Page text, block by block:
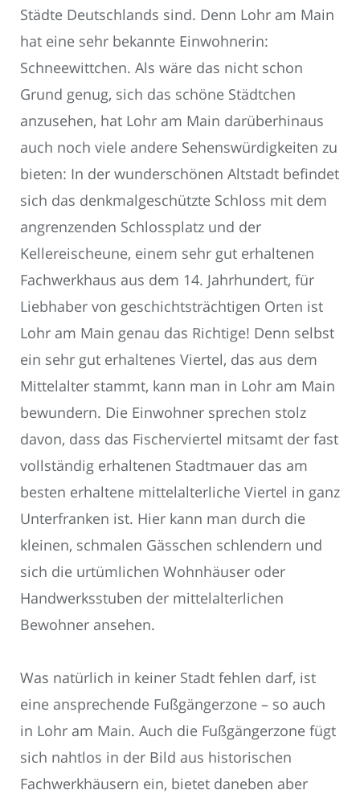
Städte Deutschlands sind. Denn Lohr am Main
hat eine sehr bekannte Einwohnerin:
Schneewittchen. Als wäre das nicht schon
Grund genug, sich das schöne Städtchen
anzusehen, hat Lohr am Main darüberhinaus
auch noch viele andere Sehenswürdigkeiten zu
bieten: In der wunderschönen Altstadt befindet
sich das denkmalgeschützte Schloss mit dem
angrenzenden Schlossplatz und der
Kellereischeune, einem sehr gut erhaltenen
Fachwerkhaus aus dem 14. Jahrhundert, für
Liebhaber von geschichtsträchtigen Orten ist
Lohr am Main genau das Richtige! Denn selbst
ein sehr gut erhaltenes Viertel, das aus dem
Mittelalter stammt, kann man in Lohr am Main
bewundern. Die Einwohner sprechen stolz
davon, dass das Fischerviertel mitsamt der fast
vollständig erhaltenen Stadtmauer das am
besten erhaltene mittelalterliche Viertel in ganz
Unterfranken ist. Hier kann man durch die
kleinen, schmalen Gässchen schlendern und
sich die urtümlichen Wohnhäuser oder
Handwerksstuben der mittelalterlichen
Bewohner ansehen.
Was natürlich in keiner Stadt fehlen darf, ist
eine ansprechende Fußgängerzone – so auch
in Lohr am Main. Auch die Fußgängerzone fügt
sich nahtlos in der Bild aus historischen
Fachwerkhäusern ein, bietet daneben aber